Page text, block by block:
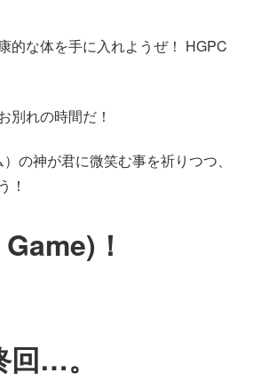
的な体を手に入れようぜ！ HGPC
別れの時間だ！
の神が君に微笑む事を祈りつつ、
！
！
…。